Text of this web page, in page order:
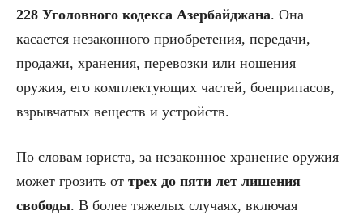
228 Уголовного кодекса Азербайджана. Она
касается незаконного приобретения, передачи,
продажи, хранения, перевозки или ношения
оружия, его комплектующих частей, боеприпасов,
взрывчатых веществ и устройств.
По словам юриста, за незаконное хранение оружия
может грозить от трех до пяти лет лишения
свободы. В более тяжелых случаях, включая